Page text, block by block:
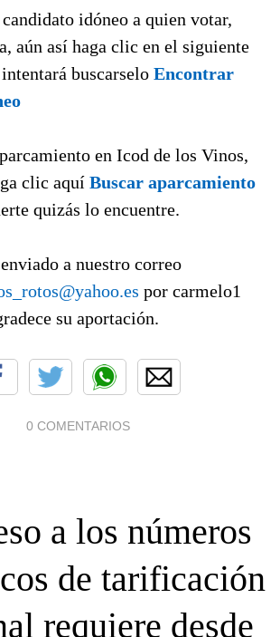
idóneo a quien votar,
aún así haga clic en el siguiente
buscarselo Encontrar
en Icod de los Vinos,
clic aquí Buscar aparcamiento
quizás lo encuentre.
a nuestro correo
por carmelo1
su aportación.
0 COMENTARIOS
a los números
de tarificación
requiere desde